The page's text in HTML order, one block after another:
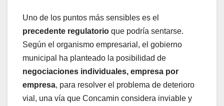
Uno de los puntos más sensibles es el
precedente regulatorio que podría sentarse.
Según el organismo empresarial, el gobierno
municipal ha planteado la posibilidad de
negociaciones individuales, empresa por
empresa, para resolver el problema de deterioro
vial, una vía que Concamin considera inviable y